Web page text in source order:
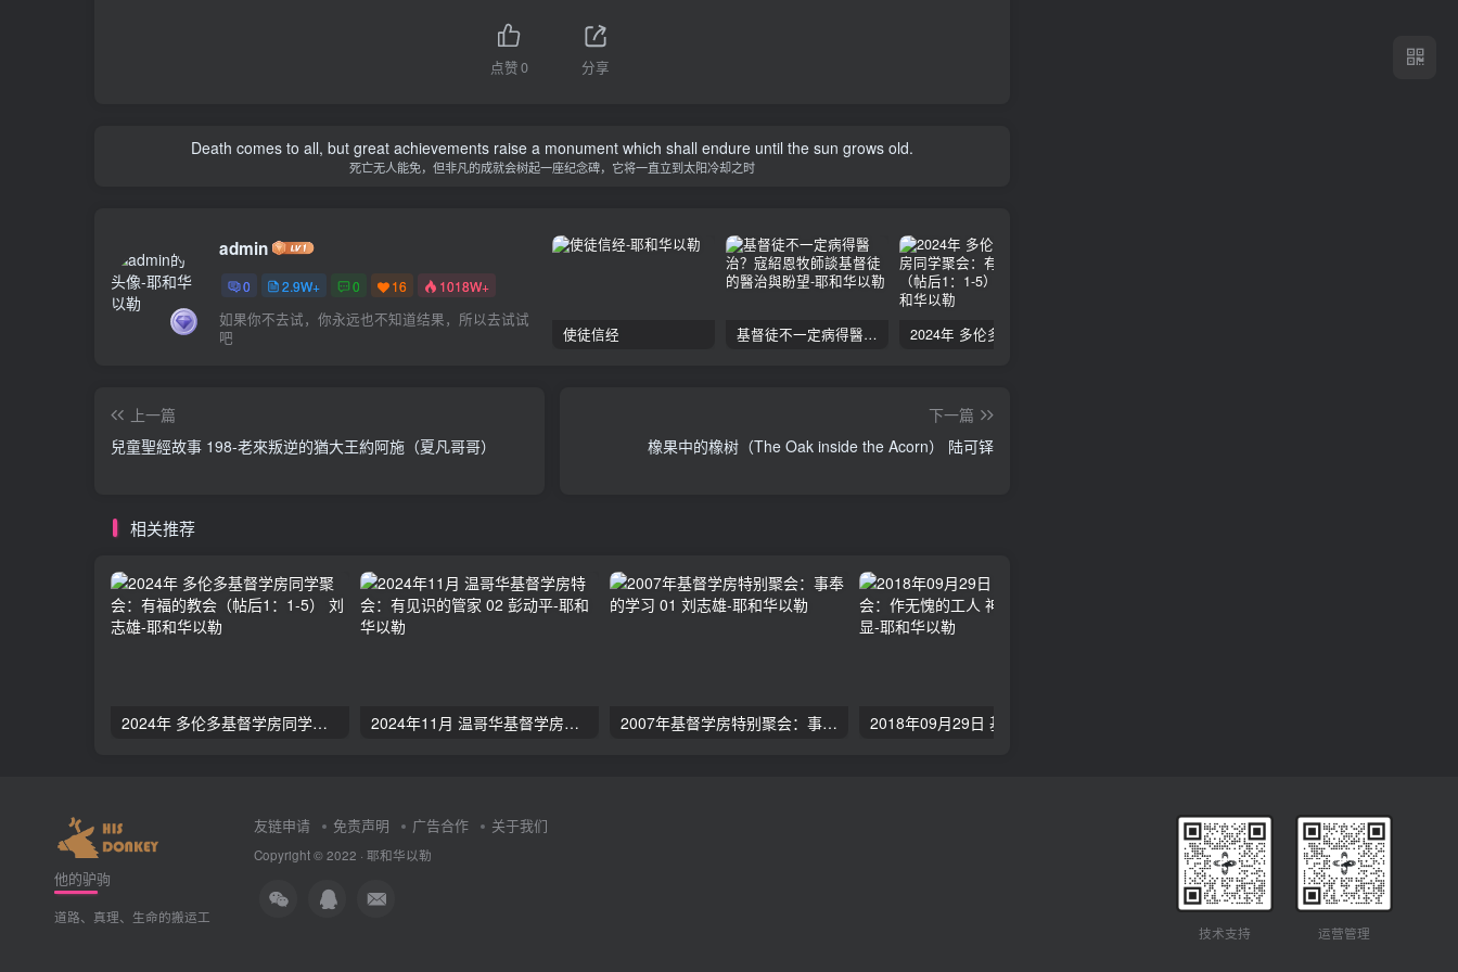
点赞0 分享
Death comes to all, but great achievements raise a monument which shall endure until the sun grows old.
死亡无人能免，但非凡的成就会树起一座纪念碑，它将一直立到太阳冷却之时
admin
0 2.9W+ 0 16 1018W+
如果你不去试，你永远也不知道结果，所以去试试
吧
使徒信经 基督徒不一定病得醫治？寇紹恩牧師談基督徒的醫治與盼望
上一篇
兒童聖經故事 198-老來叛逆的猶大王約阿施（夏凡哥哥）
下一篇
橡果中的橡树（The Oak inside the Acorn） 陆可铎
相关推荐
2024年 多伦多基督学房同学聚会：有福的教会（帖后1：1-5） 刘志雄 2024年11月 温哥华基督学房特会：有见识的管家 02 彭动平 2007年基督学房特别聚会：事奉的学习 01 刘志雄
他的驴驹
道路、真理、生命的搬运工
友链申请 免责声明 广告合作 关于我们
Copyright © 2022 · 耶和华以勒
技术支持 运营管理